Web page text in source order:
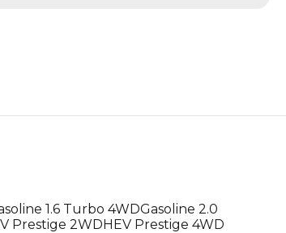
1.6 Turbo 4WDGasoline 2.0
Prestige 2WDHEV Prestige 4WD